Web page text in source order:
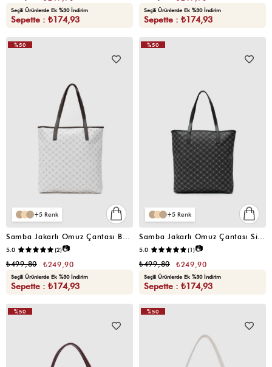
Seçili Ürünlerde Ek %30 İndirim
Sepette : ₺174,93
Seçili Ürünlerde Ek %30 İndirim
Sepette : ₺174,93
5
Samba Jakarlı Omuz Çantası Beyaz
5.0 (2)📷
₺249,90
₺499,80
Seçili Ürünlerde Ek %30 İndirim
Sepette : ₺174,93
%50
5
Samba Jakarlı Omuz Çantası Siyah
5.0 (1)📷
₺249,90
₺499,80
Seçili Ürünlerde Ek %30 İndirim
Sepette : ₺174,93
%50
%50
%50